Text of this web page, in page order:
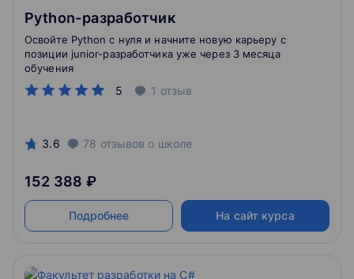
Python-разработчик
5 1 отзыв
Освойте Python с нуля и начните новую карьеру с
позиции junior-разработчика уже через 3 месяца
обучения
3.6 78 отзывов о школе
152 388 ₽
Подробнее На сайт курса